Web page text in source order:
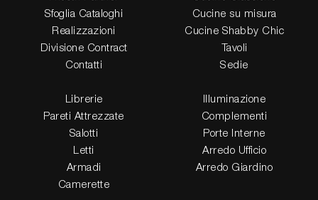
Sfoglia Cataloghi
Realizzazioni
Divisione Contract
Contatti
Cucine su misura
Cucine Shabby Chic
Tavoli
Sedie
Librerie
Pareti Attrezzate
Salotti
Letti
Armadi
Camerette
Illuminazione
Complementi
Porte Interne
Arredo Ufficio
Arredo Giardino